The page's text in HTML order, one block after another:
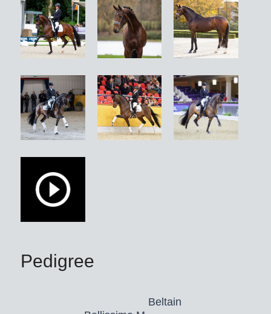
(galop: 9,0; draf: 8,8; algemene indruk:
8,5). Als vijfjarige behaalde hij onder
Thomas Sigtenbjerggaard (DEN) in de
finale van het WK Dressuurpaarden in
Ermelo (NED) een elfde plaats met
ruim boven de 80 procent en stond hij
tevens in de finale van het Deens
kampioenschap. Be Sure werd
premiehengst in Hannover en
Denemarken en werd in 2022
uitgeroepen tot Deense
kampioenshengst van de vierjarigen.
Onder Mette Sejbjerg Jensen (DEN)
ontving hij tijdens het Deense
9,4 de hoogste Rittigkeits-beoordeling
en werd hij ook voor zijn perspectief
galop 9,0; stap 8,7) met topcijfers en
Pedigree
Beltain